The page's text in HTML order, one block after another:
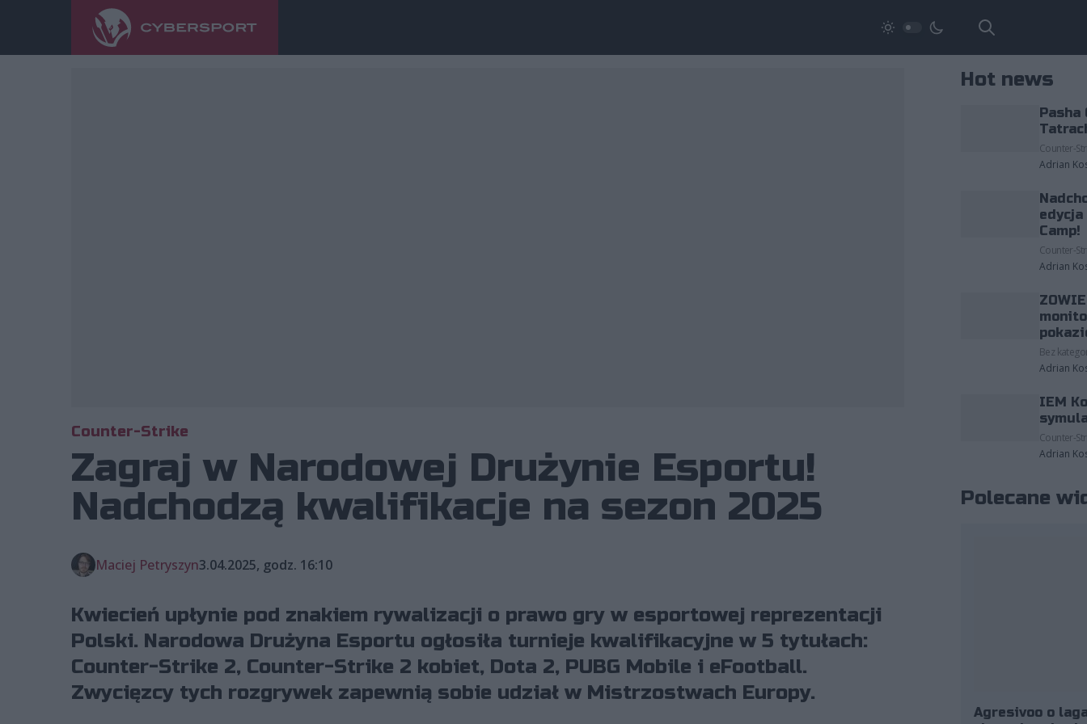
Counter-Strike
Zagraj w Narodowej Drużynie Esportu!
Nadchodzą kwalifikacje na sezon 2025
Maciej Petryszyn3.04.2025, godz. 16:10
Kwiecień upłynie pod znakiem rywalizacji o prawo gry w esportowej reprezentacji
Polski. Narodowa Drużyna Esportu ogłosiła turnieje kwalifikacyjne w 5 tytułach:
Counter-Strike 2, Counter-Strike 2 kobiet, Dota 2, PUBG Mobile i eFootball.
Zwycięzcy tych rozgrywek zapewnią sobie udział w Mistrzostwach Europy.
Hot news
Pasha
Counter-
Adrian
edycja
Camp!
Counter-
Adrian
Bez
Adrian
IEM
Counter-
Adrian
Polecane
Agresivoo o